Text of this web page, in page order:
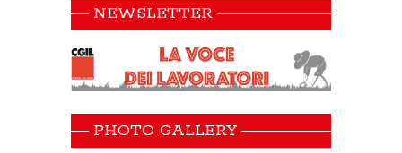
NEWSLETTER
PHOTO GALLERY